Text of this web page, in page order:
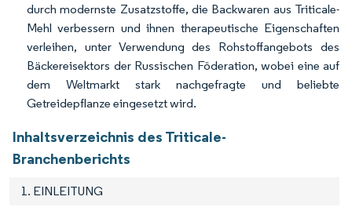
durch modernste Zusatzstoffe, die Backwaren aus Triticale-
Mehl verbessern und ihnen therapeutische Eigenschaften
verleihen, unter Verwendung des Rohstoffangebots des
Bäckereisektors der Russischen Föderation, wobei eine auf
dem Weltmarkt stark nachgefragte und beliebte
Getreidepflanze eingesetzt wird.
Inhaltsverzeichnis des Triticale-
Branchenberichts
1. EINLEITUNG